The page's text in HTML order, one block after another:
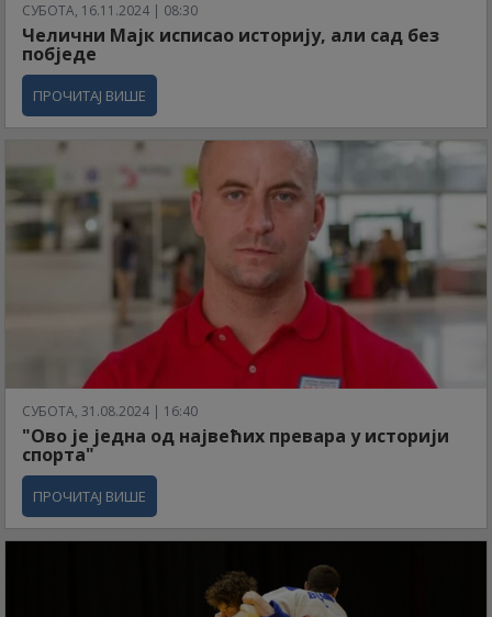
СУБОТА, 16.11.2024 | 08:30
Челични Мајк исписао историју, али сад без
побједе
ПРОЧИТАЈ ВИШЕ
СУБОТА, 31.08.2024 | 16:40
"Ово је једна од највећих превара у историји
спорта"
ПРОЧИТАЈ ВИШЕ